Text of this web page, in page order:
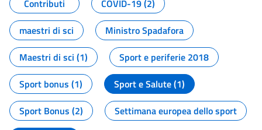
Contributi
COVID-19 (2)
maestri di sci
Ministro Spadafora
Maestri di sci (1)
Sport e periferie 2018
Sport bonus (1)
Sport e Salute (1)
Sport Bonus (2)
Settimana europea dello sport